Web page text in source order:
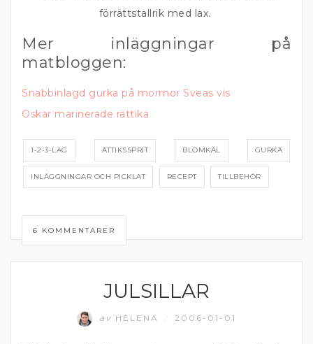
förrättstallrik med lax.
Mer inläggningar på
matbloggen:
Snabbinlagd gurka på mormor Sveas vis
Oskar marinerade rättika
1-2-3-LAG ÄTTIKSSPRIT BLOMKÅL GURKA
INLÄGGNINGAR OCH PICKLAT RECEPT TILLBEHÖR
6 KOMMENTARER
JULSILLAR
av HELENA 2006-01-01